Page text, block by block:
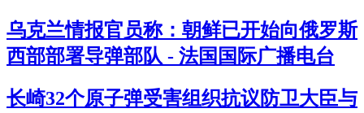
乌克兰情报官员称：朝鲜已开始向俄罗斯
西部部署导弹部队 - 法国国际广播电台
长崎32个原子弹受害组织抗议防卫大臣与